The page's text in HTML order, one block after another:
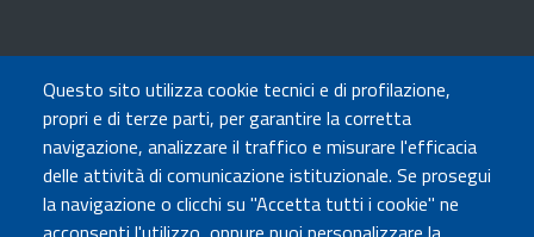
Questo sito utilizza cookie tecnici e di profilazione,
propri e di terze parti, per garantire la corretta
navigazione, analizzare il traffico e misurare l'efficacia
delle attività di comunicazione istituzionale. Se prosegui
la navigazione o clicchi su "Accetta tutti i cookie" ne
TRASPARENZA
Amministrazione Trasparente
Atti di notifica
Albo online
Concorsi